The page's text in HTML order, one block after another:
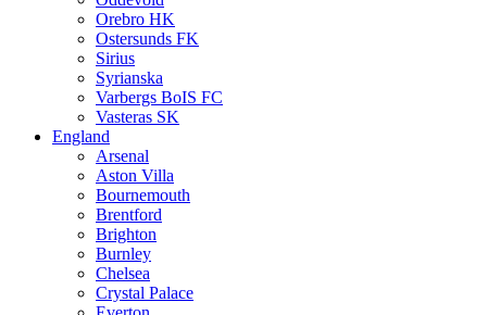
Orebro HK
Ostersunds FK
Sirius
Syrianska
Varbergs BoIS FC
Vasteras SK
England
Arsenal
Aston Villa
Bournemouth
Brentford
Brighton
Burnley
Chelsea
Crystal Palace